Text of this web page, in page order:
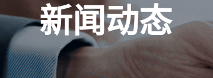
4K 电视盒 S905X5M 4K AV1 电视棒
Wi-Fi 6 AX6000 双频
DOCSIS 3.1 线缆调制解调
器（NE6099）
DOCSIS 3.1 线缆调制解调
器（NEE011）
运营商 Launcher 公司荣誉
新闻动态